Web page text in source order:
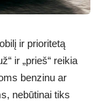
ir prioritetą
ir „prieš“ reikia
benzinu ar
nebūtinai tiks